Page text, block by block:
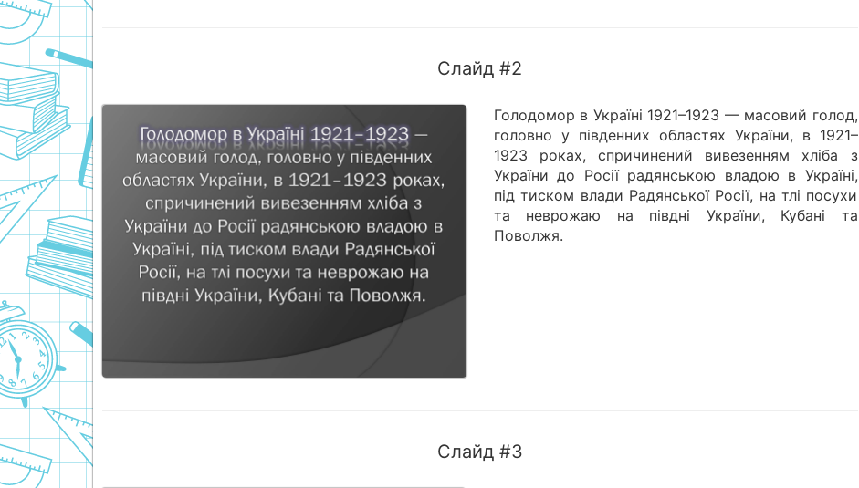
Слайд #2
Голодомор в Україні 1921–1923 — масовий голод,
головно у південних областях України, в 1921–
1923 роках, спричинений вивезенням хліба з
України до Росії радянською владою в Україні,
під тиском влади Радянської Росії, на тлі посухи
та неврожаю на півдні України, Кубані та
Поволжя.
Слайд #3